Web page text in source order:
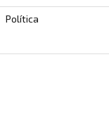
Política